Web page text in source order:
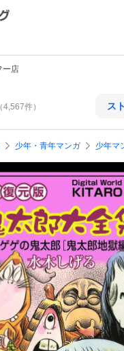
ー店
4,567件） ス
少年・青年マンガ 少年マ